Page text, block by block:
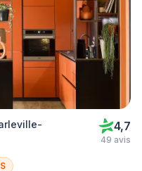
4,7
49 avis